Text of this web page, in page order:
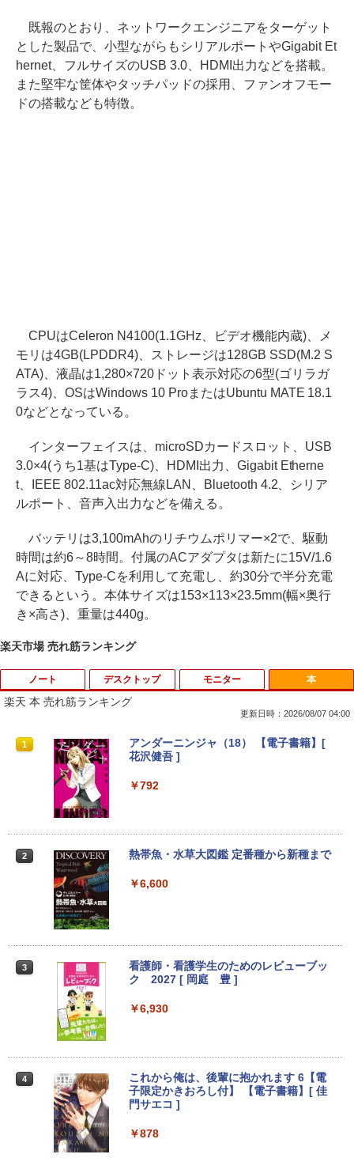
既報のとおり、ネットワークエンジニアをターゲット
とした製品で、小型ながらもシリアルポートやGigabit Et
hernet、フルサイズのUSB 3.0、HDMI出力などを搭載。
また堅牢な筐体やタッチパッドの採用、ファンオフモー
ドの搭載なども特徴。
CPUはCeleron N4100(1.1GHz、ビデオ機能内蔵)、メ
モリは4GB(LPDDR4)、ストレージは128GB SSD(M.2 S
ATA)、液晶は1,280×720ドット表示対応の6型(ゴリラガ
ラス4)、OSはWindows 10 ProまたはUbuntu MATE 18.1
0などとなっている。
インターフェイスは、microSDカードスロット、USB
3.0×4(うち1基はType-C)、HDMI出力、Gigabit Etherne
t、IEEE 802.11ac対応無線LAN、Bluetooth 4.2、シリア
ルポート、音声入出力などを備える。
バッテリは3,100mAhのリチウムポリマー×2で、駆動
時間は約6～8時間。付属のACアダプタは新たに15V/1.6
Aに対応、Type-Cを利用して充電し、約30分で半分充電
できるという。本体サイズは153×113×23.5mm(幅×奥行
き×高さ)、重量は440g。
楽天市場 売れ筋ランキング
ノート
1
【期間限定★新品無線マウス付】中古ノ
ートパソコン Windows11 Office2019搭
Core i3 Core i5 メモリ4GB/16GB SSD1
￥9,999
ンストール済※この商品はレンタルで
す。販売品ではありません。ご了承下さ
い。
￥14,300
富士通 LIFEBOOK U748 高性能第7世代
Core i5-7300U カメラ内蔵 メモリ最大16
GB SSD1TB 薄い軽い FHD液晶 type-C
ice付き 5GWIFI Bluetooth最新Microso
デスクトップ
1
ポイント10倍 中古パソコン デスクトッ
プパソコン Windows 11【Office付】
ptiplexシリーズ Core i5搭載/4G/新品SS
￥24,800
ows11 Pro mini pc 4.1GHz WIFI6 BT5.
2 小型PC VESA対応 ミニパソコン 2画面
高性能 みにpc nucbox 省エネ デスクト
3
[VETESA正規販売店]デスクトップパソ
コン PC 一体型 新品 Windows11 27型 C
ore i7 第4世代 Office付き メモリ16GB
ク
モニター 本
楽天 本 売れ筋ランキング
更新日時：2026/08/07 04:00
1
アンダーニンジャ（18） 【電子書籍】[
花沢健吾 ]
￥792
2 熱帯魚・水草大図鑑 定番種から新種まで
￥6,600
3
看護師・看護学生のためのレビューブッ
ク 2027 [ 岡庭 豊 ]
￥6,930
4
これから俺は、後輩に抱かれます 6【電
子限定かきおろし付】 【電子書籍】[ 佳
門サエコ ]
￥878